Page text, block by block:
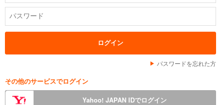
パスワードを忘れた方
その他のサービスでログイン
Yahoo! JAPAN IDでログイン